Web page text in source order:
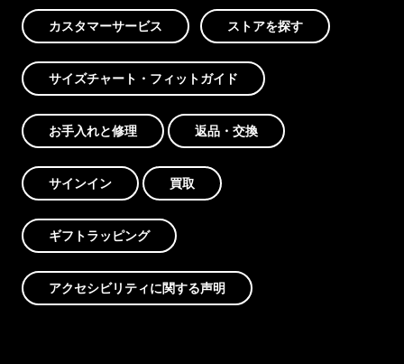
カスタマーサービス ストアを探す
サイズチャート・フィットガイド
お手入れと修理 返品・交換
サインイン 買取
ギフトラッピング
アクセシビリティに関する声明